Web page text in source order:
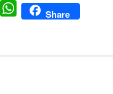
TelegramWhatsAppShare